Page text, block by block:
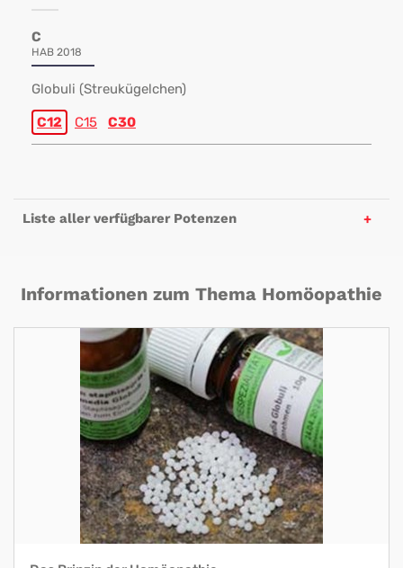
C
HAB 2018
Globuli (Streukügelchen)
C12 C15 C30
Liste aller verfügbarer Potenzen
Informationen zum Thema Homöopathie